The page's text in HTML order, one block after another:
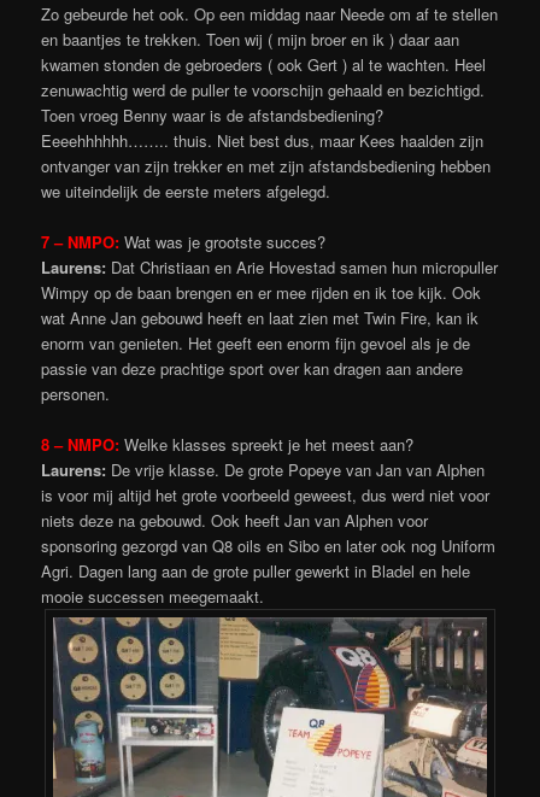
Zo gebeurde het ook. Op een middag naar Neede om af te stellen
en baantjes te trekken. Toen wij ( mijn broer en ik ) daar aan
kwamen stonden de gebroeders ( ook Gert ) al te wachten. Heel
zenuwachtig werd de puller te voorschijn gehaald en bezichtigd.
Toen vroeg Benny waar is de afstandsbediening?
Eeeehhhhhh…….. thuis. Niet best dus, maar Kees haalden zijn
ontvanger van zijn trekker en met zijn afstandsbediening hebben
we uiteindelijk de eerste meters afgelegd.
7 – NMPO: Wat was je grootste succes?
Laurens: Dat Christiaan en Arie Hovestad samen hun micropuller
Wimpy op de baan brengen en er mee rijden en ik toe kijk. Ook
wat Anne Jan gebouwd heeft en laat zien met Twin Fire, kan ik
enorm van genieten. Het geeft een enorm fijn gevoel als je de
passie van deze prachtige sport over kan dragen aan andere
personen.
8 – NMPO: Welke klasses spreekt je het meest aan?
Laurens: De vrije klasse. De grote Popeye van Jan van Alphen
is voor mij altijd het grote voorbeeld geweest, dus werd niet voor
niets deze na gebouwd. Ook heeft Jan van Alphen voor
sponsoring gezorgd van Q8 oils en Sibo en later ook nog Uniform
Agri. Dagen lang aan de grote puller gewerkt in Bladel en hele
mooie successen meegemaakt.